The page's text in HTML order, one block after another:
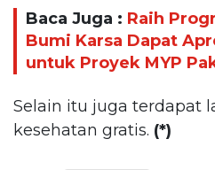
Baca Juga : Raih
Bumi Karsa Dapat
untuk Proyek MYP
Selain itu juga terdapat
kesehatan gratis. (*)